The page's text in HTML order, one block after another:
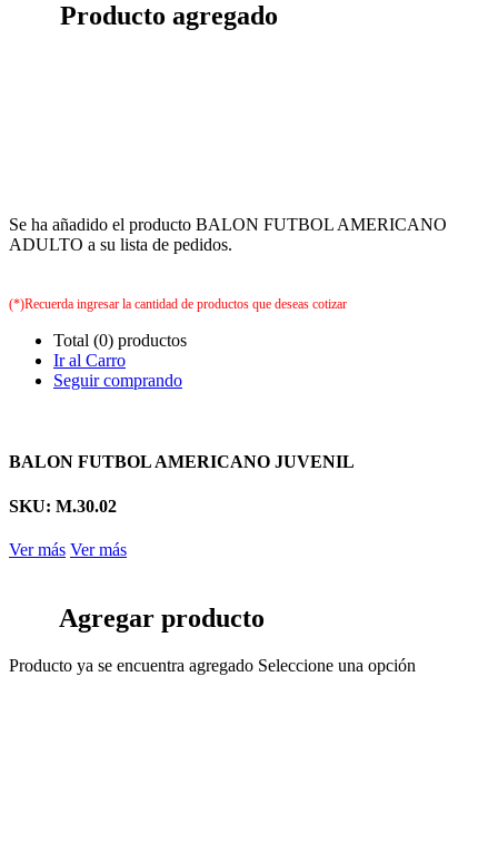
Producto agregado
Se ha añadido el producto BALON FUTBOL AMERICANO
ADULTO a su lista de pedidos.
(*)Recuerda ingresar la cantidad de productos que deseas cotizar
Total (0) productos
Ir al Carro
Seguir comprando
BALON FUTBOL AMERICANO JUVENIL
SKU: M.30.02
Ver más Ver más
Agregar producto
Producto ya se encuentra agregado Seleccione una opción